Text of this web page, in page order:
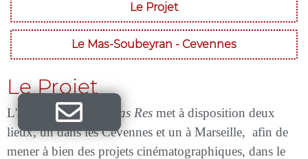
Le Projet
Le Mas-Soubeyran - Cevennes
Le Projet
L'associationIn Medias Res met à disposition deux
lieux, un dans les Cévennes et un à Marseille, afin de
mener à bien des projets cinématographiques, dans le